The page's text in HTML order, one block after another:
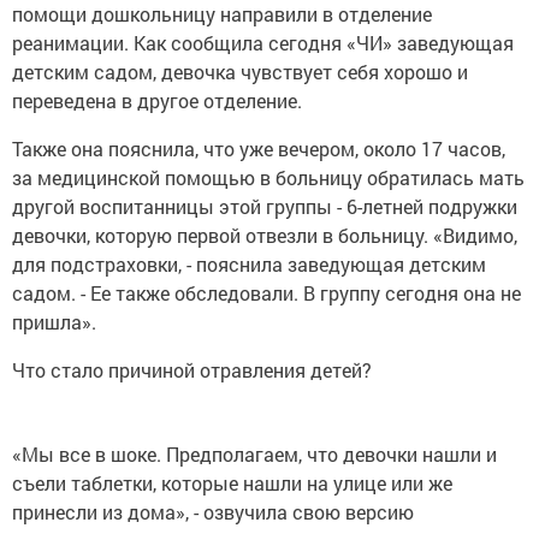
помощи дошкольницу направили в отделение
реанимации. Как сообщила сегодня «ЧИ» заведующая
детским садом, девочка чувствует себя хорошо и
переведена в другое отделение.
Также она пояснила, что уже вечером, около 17 часов,
за медицинской помощью в больницу обратилась мать
другой воспитанницы этой группы - 6-летней подружки
девочки, которую первой отвезли в больницу. «Видимо,
для подстраховки, - пояснила заведующая детским
садом. - Ее также обследовали. В группу сегодня она не
пришла».
Что стало причиной отравления детей?
«Мы все в шоке. Предполагаем, что девочки нашли и
съели таблетки, которые нашли на улице или же
принесли из дома», - озвучила свою версию